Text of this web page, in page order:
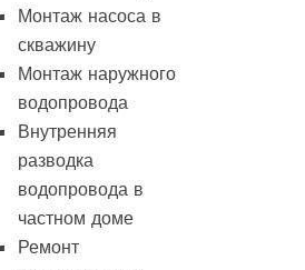
Монтаж насоса в
скважину
Монтаж наружного
водопровода
Внутренняя
разводка
водопровода в
частном доме
Ремонт